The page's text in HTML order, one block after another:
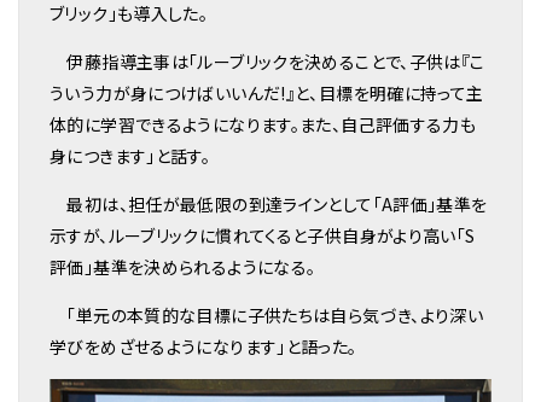
ブリック」も導入した。
伊藤指導主事は「ルーブリックを決めることで、子供は『こ
ういう力が身につけばいいんだ!』と、目標を明確に持って主
体的に学習できるようになります。また、自己評価する力も
身につきます」と話す。
最初は、担任が最低限の到達ラインとして「A評価」基準を
示すが、ルーブリックに慣れてくると子供自身がより高い「S
評価」基準を決められるようになる。
「単元の本質的な目標に子供たちは自ら気づき、より深い
学びをめざせるようになります」と語った。